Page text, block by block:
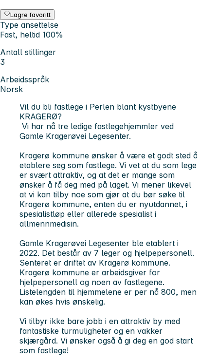
Lagre favoritt
Type ansettelse
Fast, heltid 100%
Antall stillinger
3
Arbeidsspråk
Norsk
Vil du bli fastlege i Perlen blant kystbyene
KRAGERØ?
Vi har nå tre ledige fastlegehjemmler ved
Gamle Kragerøvei Legesenter.
Kragerø kommune ønsker å være et godt sted å
etablere seg som fastlege. Vi vet at du som lege
er svært attraktiv, og at det er mange som
ønsker å få deg med på laget. Vi mener likevel
at vi kan tilby noe som gjør at du bør søke til
Kragerø kommune, enten du er nyutdannet, i
spesialistløp eller allerede spesialist i
allmennmedisin.
Gamle Kragerøvei Legesenter ble etablert i
2022. Det består av 7 leger og hjelpepersonell.
Senteret er driftet av Kragerø kommune.
Kragerø kommune er arbeidsgiver for
hjelpepersonell og noen av fastlegene.
Listelengden til hjemmelene er per nå 800, men
kan økes hvis ønskelig.
Vi tilbyr ikke bare jobb i en attraktiv by med
fantastiske turmuligheter og en vakker
skjærgård. Vi ønsker også å gi deg en god start
som fastlege!